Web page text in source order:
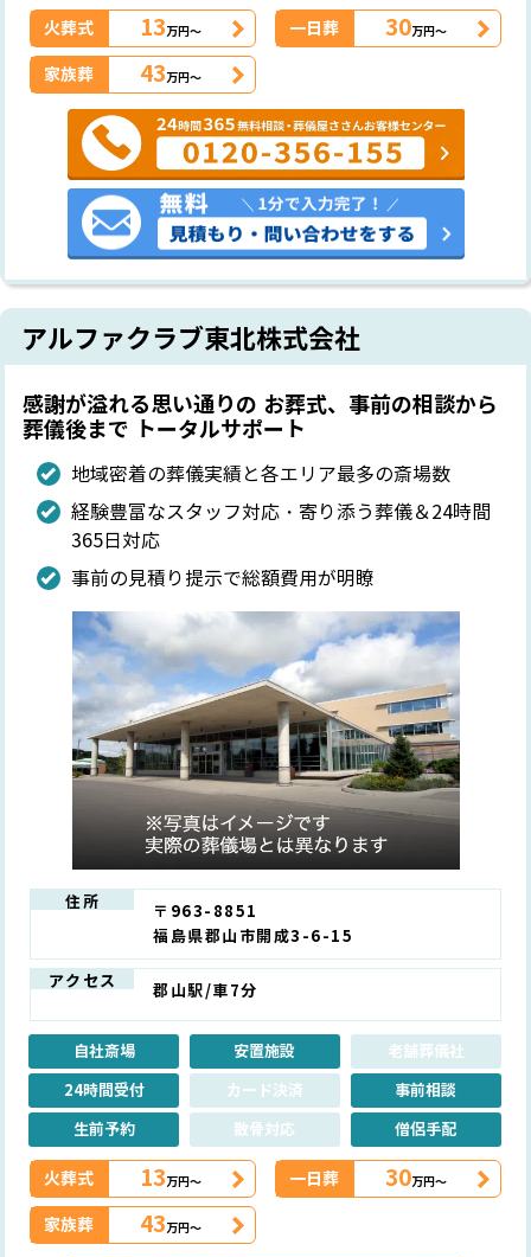
火葬式 13万円～ 一日葬 30万円～
家族葬 43万円～
アルファクラブ東北株式会社
感謝が溢れる思い通りの お葬式、事前の相談から
葬儀後まで トータルサポート
地域密着の葬儀実績と各エリア最多の斎場数
経験豊富なスタッフ対応・寄り添う葬儀＆24時間
365日対応
事前の見積り提示で総額費用が明瞭
住所
〒963-8851
福島県郡山市開成3-6-15
アクセス 郡山駅/車7分
自社斎場 安置施設
老舗葬儀社
24時間受付
カード決済
事前相談
生前予約
散骨対応 僧侶手配
火葬式 13万円～ 一日葬 30万円～
家族葬 43万円～